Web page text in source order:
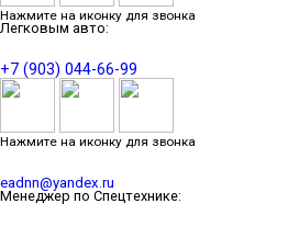
Нажмите на иконку для звонка
Легковым авто:
+7 (903) 044-66-99
Нажмите на иконку для звонка
eadnn@yandex.ru
Менеджер по Спецтехнике: